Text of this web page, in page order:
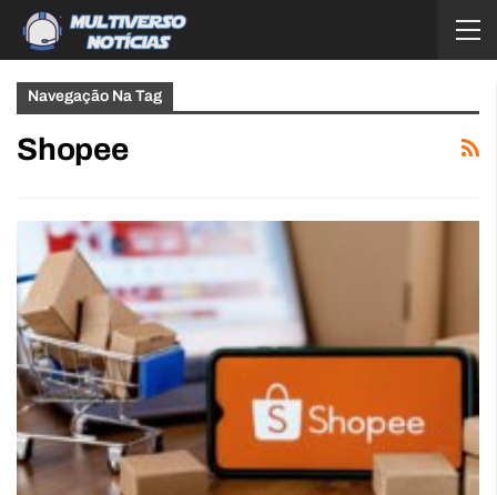
Navegação Na Tag
Shopee